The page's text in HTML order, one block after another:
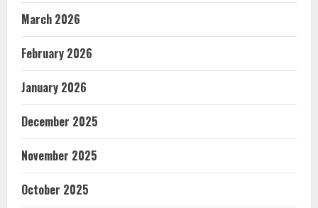
March 2026
February 2026
January 2026
December 2025
November 2025
October 2025